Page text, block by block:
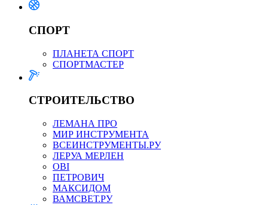
СПОРТ
ПЛАНЕТА СПОРТ
СПОРТМАСТЕР
СТРОИТЕЛЬСТВО
ЛЕМАНА ПРО
МИР ИНСТРУМЕНТА
ВСЕИНСТРУМЕНТЫ.РУ
ЛЕРУА МЕРЛЕН
OBI
ПЕТРОВИЧ
МАКСИДОМ
ВАМСВЕТ.РУ